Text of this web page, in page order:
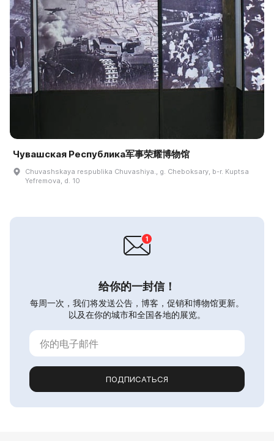
Чувашская Республика军事荣耀博物馆
Chuvashskaya respublika Chuvashiya., g. Cheboksary, b-r. Kuptsa
Yefremova, d. 10
给你的一封信！
每周一次，我们将发送公告，博客，促销和博物馆更新。
以及在你的城市和全国各地的展览。
ПОДПИСАТЬСЯ